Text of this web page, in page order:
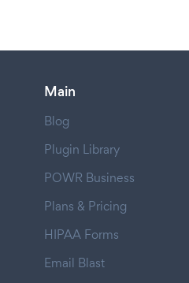
Main
Blog
Plugin Library
POWR Business
Plans & Pricing
HIPAA Forms
Email Blast